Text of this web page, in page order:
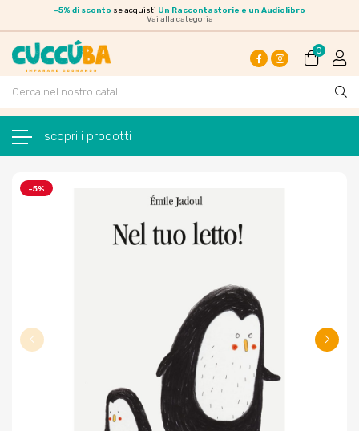
-5% di sconto se acquisti Un Raccontastorie e un Audiolibro
Vai alla categoria
FacebookInstagram
0
-5%